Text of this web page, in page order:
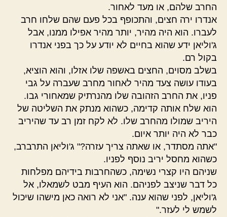
החרב שלהם, או מעד לאחור.
אנדרו ירה חצים, והתכופף בכל פעם שהם שלחו חרב
לעברו. הוא היה מהיר, יותר מהיר אפילו ממנו, אבל
ג'וליאן ידע שהוא בחיים לא יודע על כך בפני אנדרו
בקול רם.
בשלב מסוים, החצים באשפה שלו אזלו, והוא הוציא,
בעודו עושה צעד מהיר לאחור מחרב שעברה על גבי
פניו, את החרב הזהובה שלו מהנרתיק שמאחורי גבו.
הוא שלח אותה קדימה, כשהוא מנתק את השליטה של
היריב שמולו מהחרב שלו. לא לקח זמן רב עד שהיריב
כבר לא היה יותר איום.
"אתה מסתדר, או שאתה צריך עזרה?" ג'וליאן התרברב,
כשהוא מחסל יריב נוסף לפניו.
שניהם היו קצרי נשימה, כשהחרבות בידיהם מפלחות
כל דבר שניצב לפניהם. הוא העיף מבט לשמאלו, אל
ג'וליאן, לפני שהוא ענה. "אני לא רואה כאן מישהו שיכול
לשמש לי לעזר."